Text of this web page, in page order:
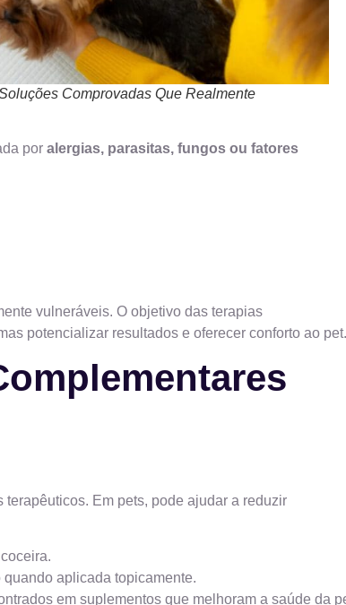
Comprovadas Que Realmente
por alergias, parasitas, fungos ou fatores
vulneráveis. O objetivo das terapias
potencializar resultados e oferecer conforto ao pet.
Em pets, pode ajudar a reduzir
aplicada topicamente.
em suplementos que melhoram a saúde da